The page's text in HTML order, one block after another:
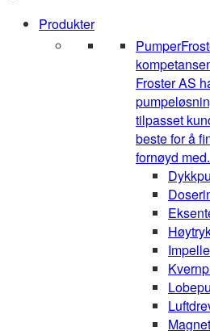
Produkter
Pumper
Froster AS
tilpasset
beste for å
fornøyd med.